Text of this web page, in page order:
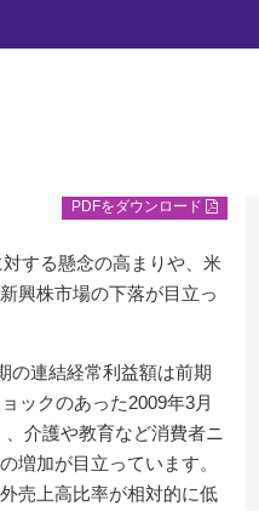
PDFをダウンロード
する懸念の高まりや、米
興株市場の下落が目立っ
の連結経常利益額は前期
ックのあった2009年3月
介護や教育など消費者ニ
増加が目立っています。
売上高比率が相対的に低